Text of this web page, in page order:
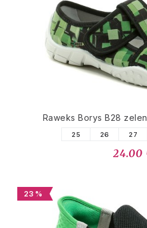
Raweks Borys B28
25 26 27
24.00
23 %